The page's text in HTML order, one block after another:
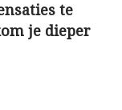
te
je dieper